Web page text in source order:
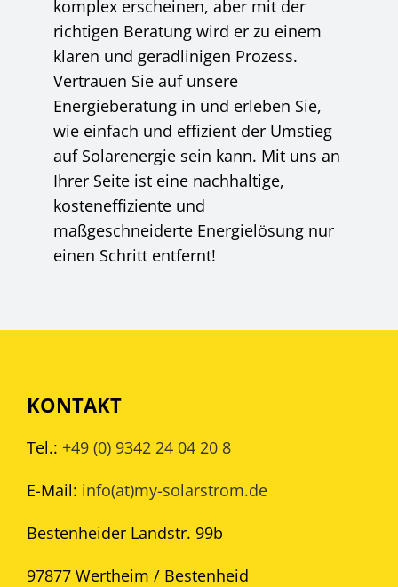
komplex erscheinen, aber mit der
richtigen Beratung wird er zu einem
klaren und geradlinigen Prozess.
Vertrauen Sie auf unsere
Energieberatung in und erleben Sie,
wie einfach und effizient der Umstieg
auf Solarenergie sein kann. Mit uns an
Ihrer Seite ist eine nachhaltige,
kosteneffiziente und
maßgeschneiderte Energielösung nur
einen Schritt entfernt!
KONTAKT
Tel.: +49 (0) 9342 24 04 20 8
E-Mail: info(at)my-solarstrom.de
Bestenheider Landstr. 99b
97877 Wertheim / Bestenheid